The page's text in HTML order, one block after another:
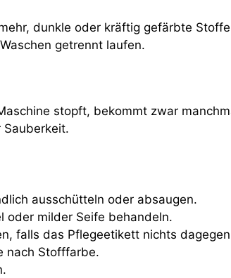
dunkle oder kräftig gefärbte
getrennt laufen.
stopft, bekommt zwar
Sauberkeit.
ausschütteln oder absaugen.
oder milder Seife behandeln.
falls das Pflegeetikett nichts
nach Stofffarbe.